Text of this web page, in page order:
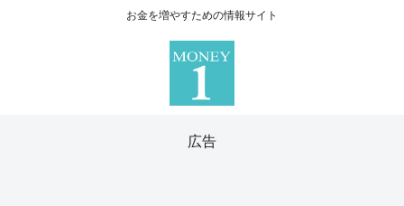
お金を増やすための情報サイト
広告